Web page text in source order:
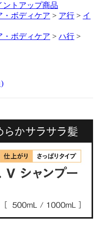
ントアップ商品
・ボディケア > ア行 > イ
・ボディケア > ハ行 >